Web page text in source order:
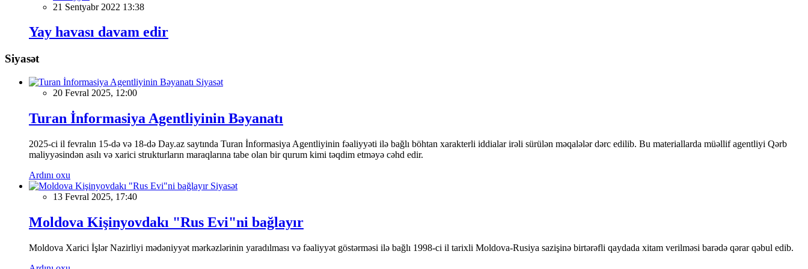
21 Sentyabr 2022 13:38
Yay havası davam edir
Siyasət
Siyasət
20 Fevral 2025, 12:00
Turan İnformasiya Agentliyinin Bəyanatı
2025-ci il fevralın 15-də və 18-də Day.az saytında Turan İnformasiya Agentliyinin fəaliyyəti ilə bağlı böhtan xarakterli iddialar irəli sürülən məqalələr dərc edilib. Bu materiallarda müəllif agentliyi Qərb
maliyyəsindən asılı və xarici strukturların maraqlarına tabe olan bir qurum kimi təqdim etməyə cəhd edir.
Ardını oxu
Siyasət
13 Fevral 2025, 17:40
Moldova Kişinyovdakı "Rus Evi"ni bağlayır
Moldova Xarici İşlər Nazirliyi mədəniyyət mərkəzlərinin yaradılması və fəaliyyət göstərməsi ilə bağlı 1998-ci il tarixli Moldova-Rusiya sazişinə birtərəfli qaydada xitam verilməsi barədə qərar qəbul edib.